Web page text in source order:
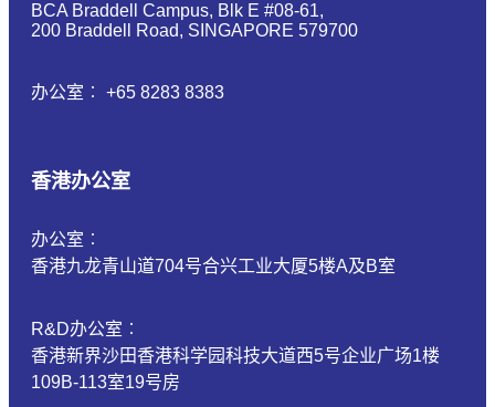
BCA Braddell Campus, Blk E #08-61,
200 Braddell Road, SINGAPORE 579700
办公室︰ +65 8283 8383
香港办公室
办公室︰
香港九龙青山道704号合兴工业大厦5楼A及B室
R&D办公室︰
香港新界沙田香港科学园科技大道西5号企业广场1楼
109B-113室19号房